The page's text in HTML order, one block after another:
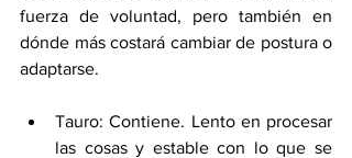
fuerza de voluntad, pero también en
dónde más costará cambiar de postura o
adaptarse.
Tauro: Contiene. Lento en procesar
las cosas y estable con lo que se